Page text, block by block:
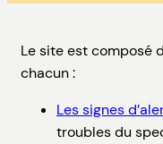
Le site est composé
chacun :
Les signes
troubles du